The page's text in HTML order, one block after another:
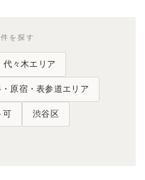
を探す
代々木エリア
原宿・表参道エリア
可 渋谷区